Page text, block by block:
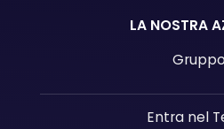
LA NOSTRA
Gruppo
Entra nel